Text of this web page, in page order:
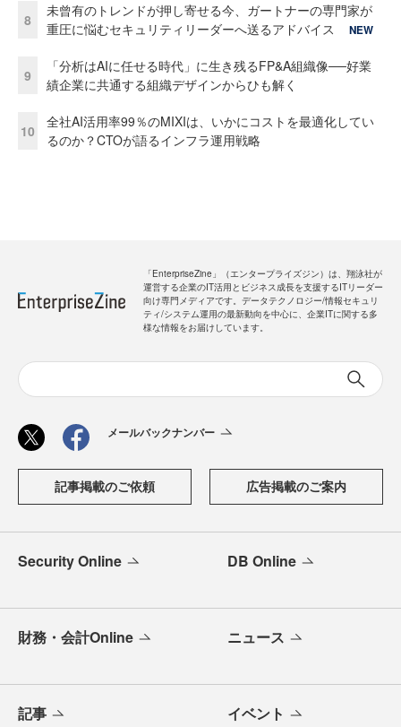
8
未曾有のトレンドが押し寄せる今、ガートナーの専門家が
重圧に悩むセキュリティリーダーへ送るアドバイス
NEW
9
「分析はAIに任せる時代」に生き残るFP&A組織像──好業
績企業に共通する組織デザインからひも解く
10
全社AI活用率99％のMIXIは、いかにコストを最適化してい
るのか？CTOが語るインフラ運用戦略
「EnterpriseZine」（エンタープライズジン）は、翔泳社が
運営する企業のIT活用とビジネス成長を支援するITリーダー
向け専門メディアです。データテクノロジー/情報セキュリ
ティ/システム運用の最新動向を中心に、企業ITに関する多
様な情報をお届けしています。
メールバックナンバー
記事掲載のご依頼 広告掲載のご案内
Security Online DB Online
財務・会計Online ニュース
記事 イベント